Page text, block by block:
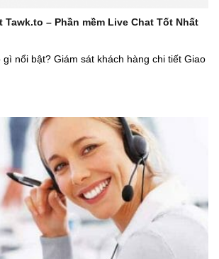
Tawk.to – Phần mềm Live Chat Tốt Nhất
gì nổi bật? Giám sát khách hàng chi tiết Giao